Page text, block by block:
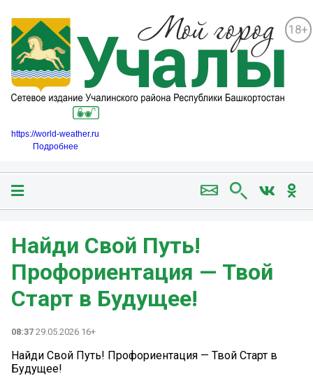
18+
https://world-weather.ru
Подробнее
Найди Свой Путь!
Профориентация — Твой
Старт в Будущее!
08:37 29.05.2026 16+
Найди Свой Путь! Профориентация — Твой Старт в
Будущее!